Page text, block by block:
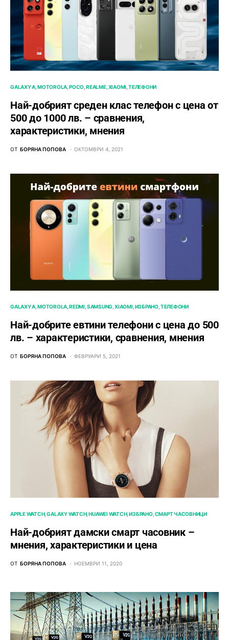
GALAXY A MOTOROLA POCO REALME XIAOMI ТЕЛЕФОНИ
Най-добрият среден клас телефон с цена от
500 до 1000 лв. – сравнения,
характеристики, мнения
ОТ БОРЯНА ПОПОВА ОКТОМВРИ 4, 2021
GALAXY A MOTOROLA REDMI SAMSUNG XIAOMI ИЗБРАНО ТЕЛЕФОНИ
Най-добрите евтини телефони с ценa до 500
лв. – характeристики, сравнения, мнения
ОТ БОРЯНА ПОПОВА ФЕВРУАРИ 5, 2021
APPLE WATCH GALAXY WATCH HUAWEI WATCH ИЗБРАНО СМАРТ ЧАСОВНИЦИ
Най-добрият дамски смарт часовник –
мнения, характеристики и цена
ОТ БОРЯНА ПОПОВА НОЕМВРИ 11, 2020